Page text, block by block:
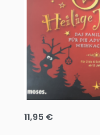
Oh, heilige Nacht!
11,95 €